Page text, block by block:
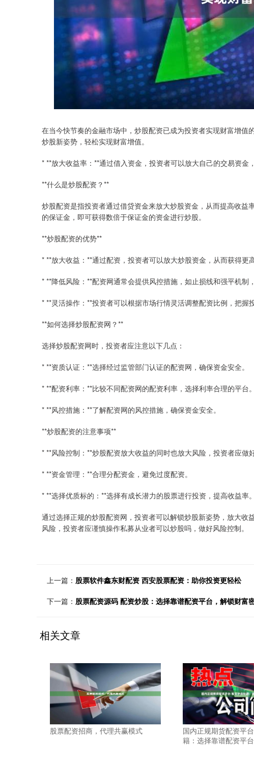
在当今快节奏的金融市场中，炒股配资已成为投资者实现财富增
炒股新姿势，轻松实现财富增值。
* **放大收益率：**通过借入资金，投资者可以放大自己的交易资金
**什么是炒股配资？**
炒股配资是指投资者通过借贷资金来放大炒股资金，从而提高收
的保证金，即可获得数倍于保证金的资金进行炒股。
**炒股配资的优势**
* **放大收益：**通过配资，投资者可以放大炒股资金，从而获得更
* **降低风险：**配资网通常会提供风控措施，如止损线和强平机制
* **灵活操作：**投资者可以根据市场行情灵活调整配资比例，把握
**如何选择炒股配资网？**
选择炒股配资网时，投资者应注意以下几点：
* **资质认证：**选择经过监管部门认证的配资网，确保资金安全。
* **配资利率：**比较不同配资网的配资利率，选择利率合理的平台。
* **风控措施：**了解配资网的风控措施，确保资金安全。
**炒股配资的注意事项**
* **风险控制：**炒股配资放大收益的同时也放大风险，投资者应做
* **资金管理：**合理分配资金，避免过度配资。
* **选择优质标的：**选择有成长潜力的股票进行投资，提高收益率。
通过选择正规的炒股配资网，投资者可以解锁炒股新姿势，放大
风险，投资者应谨慎操作私募从业者可以炒股吗，做好风险控制。
上一篇： 股票软件鑫东财配资 西安股票配资：助你投资更轻松
下一篇： 股票配资源码 配资炒股：选择靠谱配资平台，解锁财富
相关文章
股票配资招商，代理共赢模式
国内正规期货配资平
籍：选择靠谱配资平台